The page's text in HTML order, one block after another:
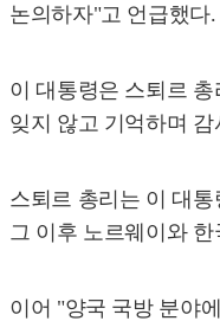
논의하자"고 언급했다.
이 대통령은 스퇴르
잊지 않고 기억하며
스퇴르 총리는 이 대
그 이후 노르웨이와
이어 "양국 국방 분야